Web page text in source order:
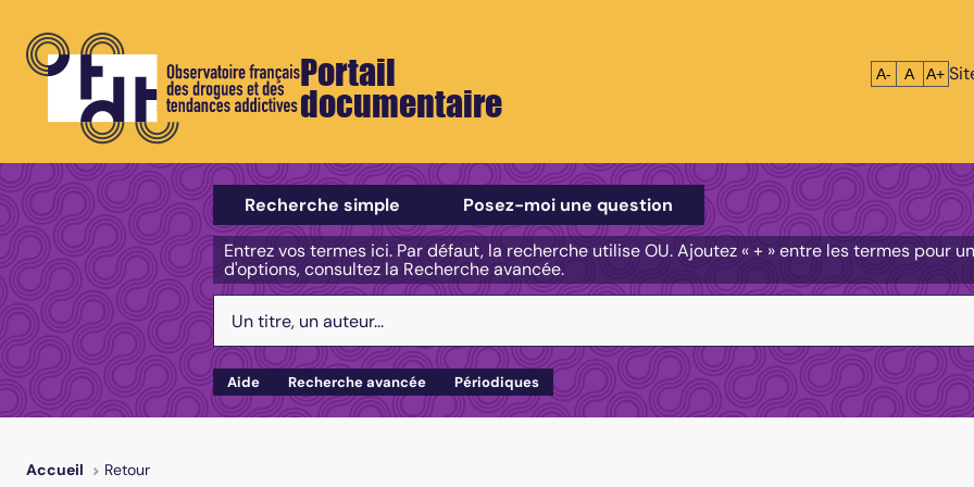
Portail
documentaire
Réduire le
A- A A+
Sélectionner un type de recherche
Recherche simple
Posez-moi une question
Entrez vos termes ici. Par défaut, la recherche utilise OU. Ajoutez « + » entre les termes pour
d'options, consultez la Recherche avancée.
Aide Recherche avancée Périodiques
Accueil Retour